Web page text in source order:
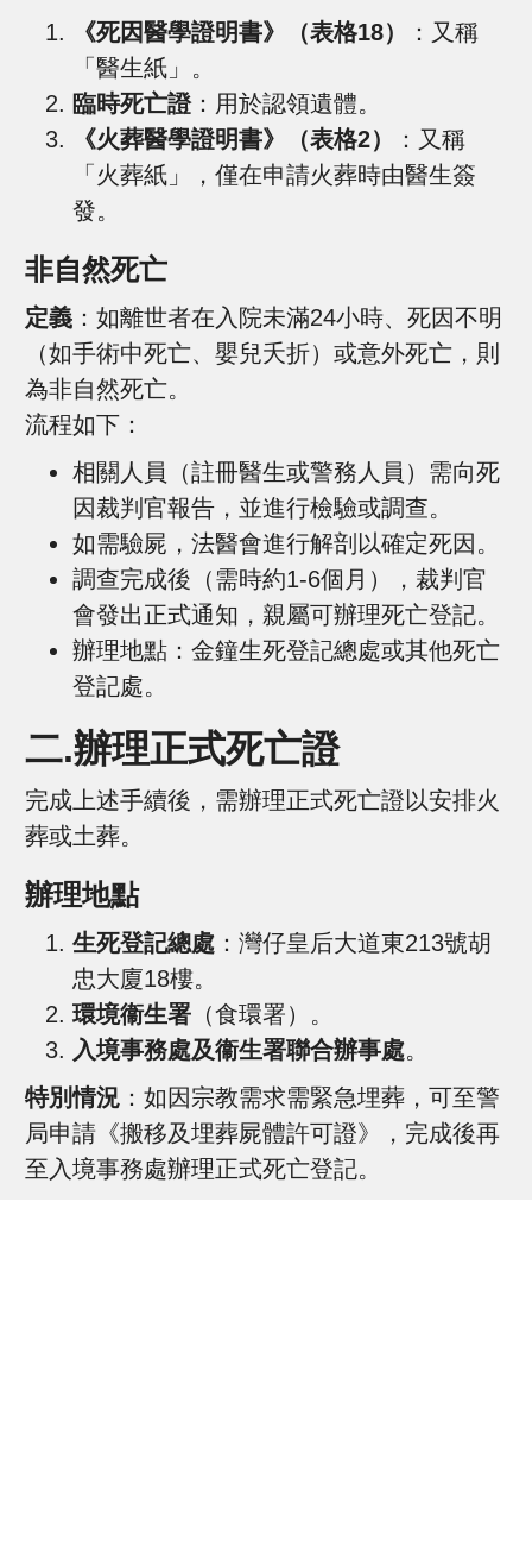
《死因醫學證明書》（表格18）
：又稱
「醫生紙」。
臨時死亡證：用於認領遺體。
《火葬醫學證明書》（表格2）
：又稱
「火葬紙」，僅在申請火葬時由醫生簽
發。
非自然死亡
定義 ：如離世者在入院未滿24小時、死因不明
（如手術中死亡、嬰兒夭折）或意外死亡，則
為非自然死亡。
流程如下：
相關人員（註冊醫生或警務人員）需向死
因裁判官報告，並進行檢驗或調查。
如需驗屍，法醫會進行解剖以確定死因。
調查完成後（需時約1-6個月），裁判官
會發出正式通知，親屬可辦理死亡登記。
辦理地點：金鐘生死登記總處或其他死亡
登記處。
二.辦理正式死亡證
完成上述手續後，需辦理正式死亡證以安排火
葬或土葬。
辦理地點
生死登記總處 ：灣仔皇后大道東213號胡
忠大廈18樓。
環境衞生署 （食環署）。
入境事務處及衞生署聯合辦事處。
特別情況 ：如因宗教需求需緊急埋葬，可至警
局申請《搬移及埋葬屍體許可證》，完成後再
至入境事務處辦理正式死亡登記。